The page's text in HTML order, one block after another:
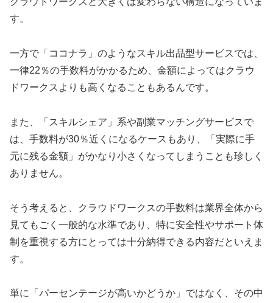
す。
一方で「ココナラ」のようなスキル出品型サービスでは、
一律22％の手数料がかかるため、金額によってはクラウ
ドワークスよりも高くなることもあるんです。
また、「スキルシェア」系や副業マッチングサービスで
は、手数料が30％近くになるケースもあり、「実際に手
元に残る金額」がかなり小さくなってしまうことも珍しく
ありません。
そう考えると、クラウドワークスの手数料は業界全体から
見てもごく一般的な水準であり、特に安全性やサポート体
制を重視する方にとっては十分納得できる内容だといえま
す。
単に「パーセンテージが高いかどうか」ではなく、その中